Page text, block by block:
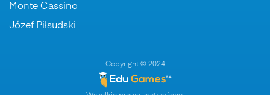
Monte Cassino
Józef Piłsudski
Copyright © 2024